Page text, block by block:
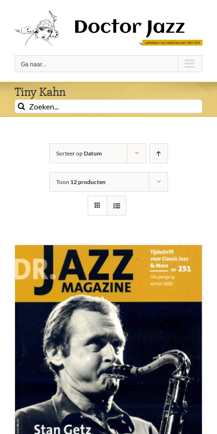
inhoud
Ga naar...
Tiny Kahn
Zoeken
naar:
Sorteer opDatum
Toon 12 producten